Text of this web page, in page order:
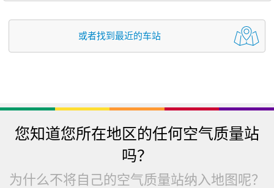
或者找到最近的车站
您知道您所在地区的任何空气质量站
吗？
为什么不将自己的空气质量站纳入地图呢？